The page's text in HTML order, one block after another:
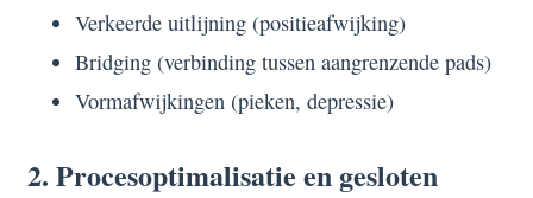
Verkeerde uitlijning (positieafwijking)
Bridging (verbinding tussen aangrenzende pads)
Vormafwijkingen (pieken, depressie)
2. Procesoptimalisatie en gesloten